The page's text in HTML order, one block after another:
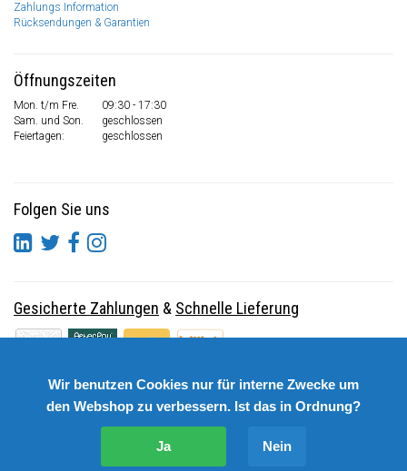
Zahlungs Information
Rücksendungen & Garantien
Öffnungszeiten
Mon. t/m Fre.
09:30 - 17:30
Sam. und Son.
geschlossen
Feiertagen:
geschlossen
Folgen Sie uns
Gesicherte Zahlungen & Schnelle Lieferung
Wir benutzen Cookies nur für interne Zwecke um
den Webshop zu verbessern. Ist das in Ordnung?
Ja Nein